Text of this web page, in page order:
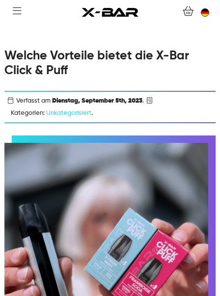
COLLECTIONS
FAQ.
WERDEN SIE X-BAR-GROSSHÄNDLER
Welche Vorteile bietet die X-Bar
Click & Puff
Verfasst am Dienstag, September 5th, 2023.
Kategorien: Unkategorisiert.